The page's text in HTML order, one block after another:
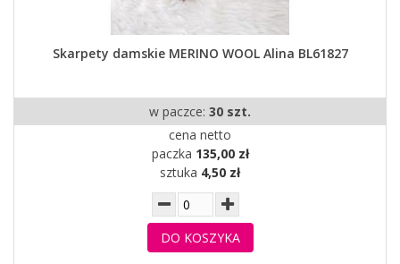
Skarpety damskie MERINO WOOL Alina BL61827
w paczce: 30 szt.
cena netto
paczka 135,00 zł
sztuka 4,50 zł
DO KOSZYKA